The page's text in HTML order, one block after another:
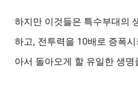
하지만 이것들은 특수부대의
하고, 전투력을 10배로 증폭
아서 돌아오게 할 유일한 생명